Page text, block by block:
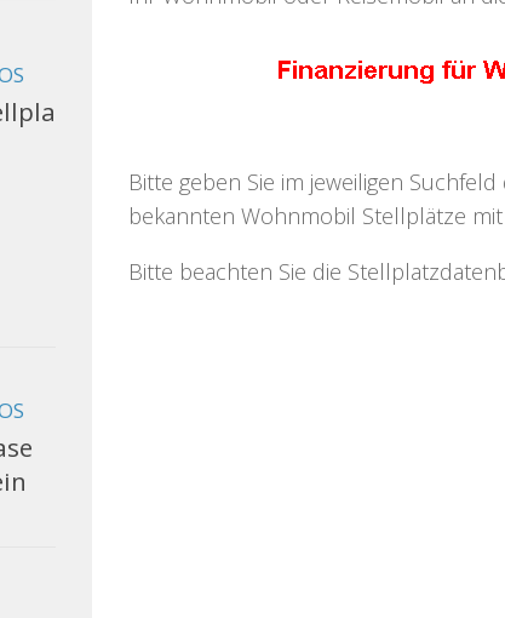
Bitte geben Sie im jeweiligen
bekannten Wohnmobil Stellplätze
Bitte beachten Sie die